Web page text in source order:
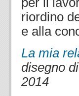
riordino
e alla
La mia
disegno
2014